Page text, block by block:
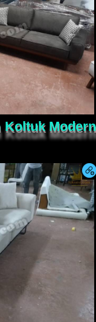
Koltuk Modern